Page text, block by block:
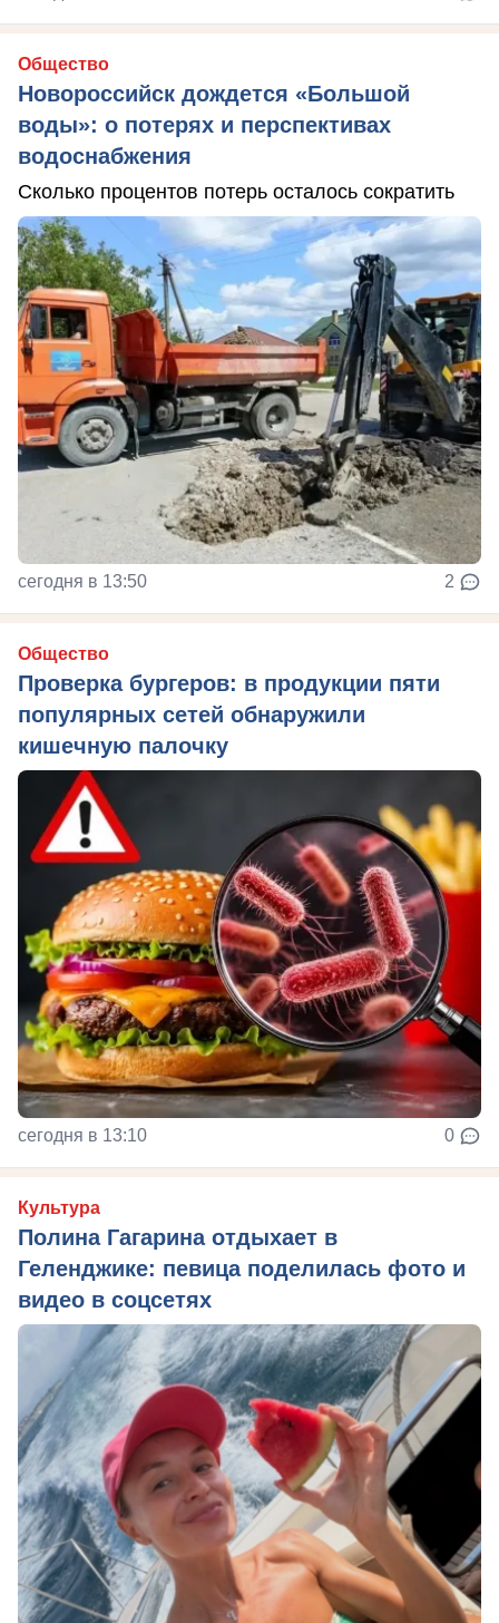
Общество
Новороссийск дождется «Большой
воды»: о потерях и перспективах
водоснабжения
Сколько процентов потерь осталось сократить
сегодня в 13:50 2
Общество
Проверка бургеров: в продукции пяти
популярных сетей обнаружили
кишечную палочку
сегодня в 13:10 0
Культура
Полина Гагарина отдыхает в
Геленджике: певица поделилась фото и
видео в соцсетях